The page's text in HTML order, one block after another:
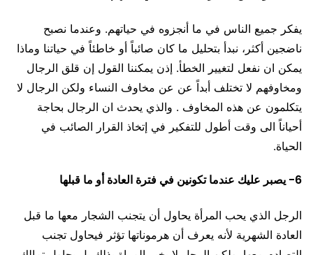
يفكر جميع الناس في ما أنجزوه في حياتهم. وعندما نصبح
ناضجين أكثر، نبدأ بتحليل ما كان صائباً أو خاطئاً في حياتنا وماذا
يمكن ان نفعل لتغيير الخطأ. إذن يمكننا القول إن قلق الرجال
ومخاوفهم لا تختلف أبداً عن عن مخاوف النساء ولكن الرجال لا
يتكلمون عن هذه المخاوف . والذي يحدث ان الرجال بحاجة
أحياناً الى وقت أطول للتفكير في إتخاذ القرار الصائب في
الحياة.
6- يصبر عليك عندما تكونين في فترة العادة أو ما قبلها
الرجل الذي يحب المرأة يحاول أن يتجنب الشجار معها ما قبل
العادة الشهرية لأنه يعرف أن هرموناتها تؤثر فيحاول تجنب